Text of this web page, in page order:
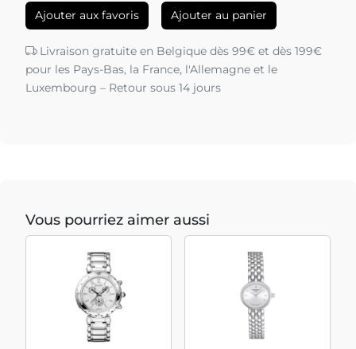
Ajouter aux favoris Ajouter au panier
Livraison gratuite en Belgique dès 99€ et dès 199€
pour les Pays-Bas, la France, l'Allemagne et le
Luxembourg – Retour sous 14 jours
Vous pourriez aimer aussi